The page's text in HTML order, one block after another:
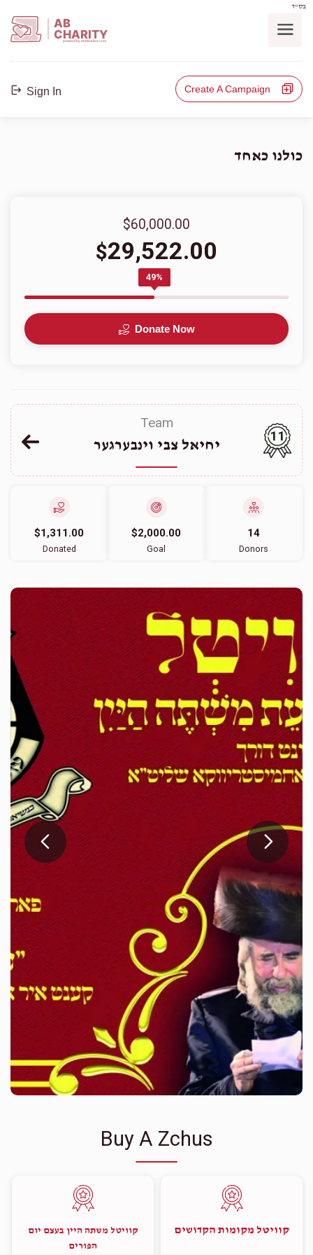
בס"ד
AB
CHARITY
powerd by ahblicklive.com
Sign In Create A Campaign
כולנו כאחד
$60,000.00
$29,522.00
49%
Donate Now
Team
יחיאל צבי וינבערגער
11
$1,311.00
Donated
$2,000.00
Goal
14
Donors
Buy A Zchus
קוויטל מקומות הקדושים
קוויטל משתה היין בעצם יום
הפורים